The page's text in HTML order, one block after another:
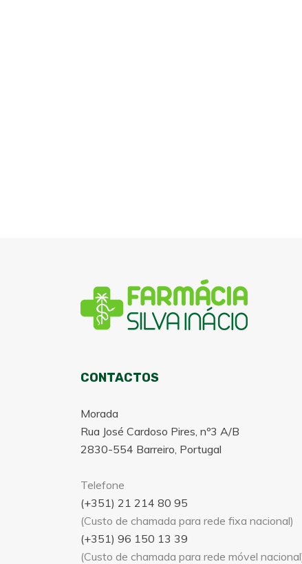
CONTACTOS
Morada
Rua José Cardoso Pires, nº3 A/B
2830-554 Barreiro, Portugal
Telefone
(+351) 21 214 80 95
(Custo de chamada para rede fixa nacional)
(+351) 96 150 13 39
(Custo de chamada para rede móvel